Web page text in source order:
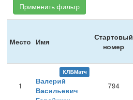
Применить фильтр
Место Имя
Стартовый
номер
1
КЛБМатч
Валерий
Васильевич
794